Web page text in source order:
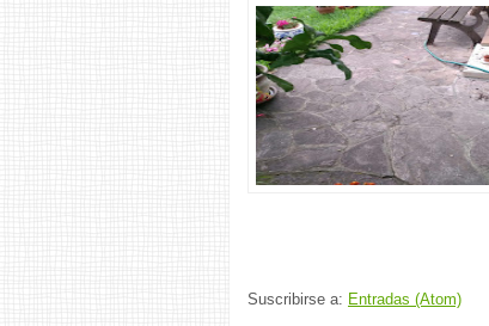
Suscribirse a: Entradas (Atom)